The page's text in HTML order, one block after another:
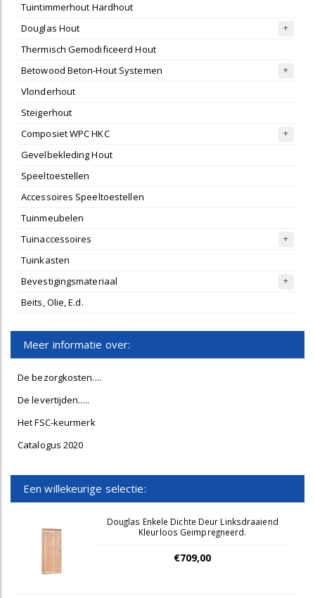
Tuintimmerhout Hardhout
Douglas Hout
Thermisch Gemodificeerd Hout
Betowood Beton-Hout Systemen
Vlonderhout
Steigerhout
Composiet WPC HKC
Gevelbekleding Hout
Speeltoestellen
Accessoires Speeltoestellen
Tuinmeubelen
Tuinaccessoires
Tuinkasten
Bevestigingsmateriaal
Beits, Olie, E.d.
Meer informatie over:
De bezorgkosten....
De levertijden.....
Het FSC-keurmerk
Catalogus 2020
Een willekeurige selectie:
Douglas Enkele Dichte Deur Linksdraaiend
Kleurloos Geimpregneerd.
€709,00